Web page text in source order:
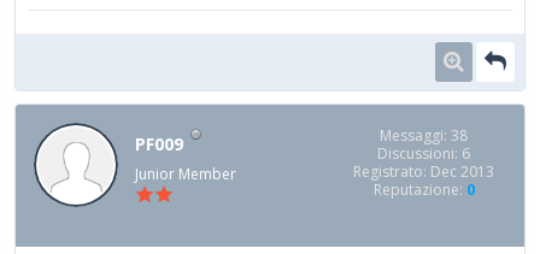
PF009
Junior Member
Messaggi: 38
Discussioni: 6
Registrato: Dec 2013
Reputazione: 0